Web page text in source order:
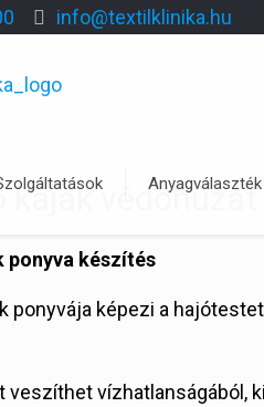
info@textilklinika.hu
Anyagválaszték
kajak védőhuzat
ponyva készítés
ponyvája képezi a
veszíthet vízhatlanságából,